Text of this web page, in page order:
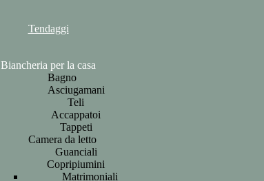
Tendaggi
Biancheria per la casa
Bagno
Asciugamani
Teli
Accappatoi
Tappeti
Camera da letto
Guanciali
Copripiumini
Matrimoniali